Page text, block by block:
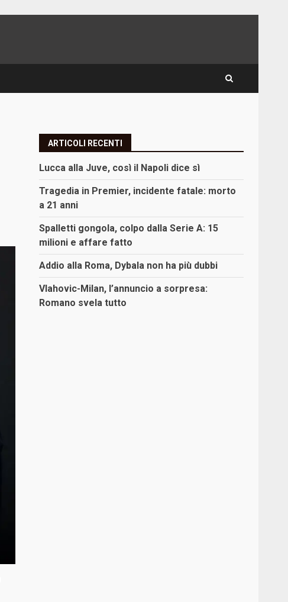
ARTICOLI RECENTI
Lucca alla Juve, così il Napoli dice sì
Tragedia in Premier, incidente fatale: morto
a 21 anni
Spalletti gongola, colpo dalla Serie A: 15
milioni e affare fatto
Addio alla Roma, Dybala non ha più dubbi
Vlahovic-Milan, l’annuncio a sorpresa:
Romano svela tutto